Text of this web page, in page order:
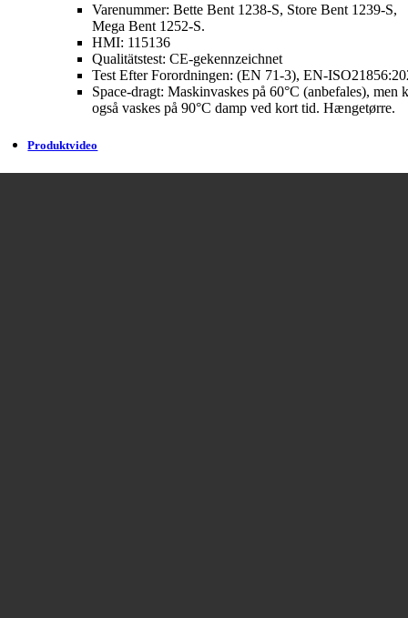
Varenummer: Bette Bent 1238-S, Store Bent 1239-S,
Mega Bent 1252-S.
HMI: 115136
Qualitätstest: CE-gekennzeichnet
Test Efter Forordningen: (EN 71-3), EN-
Space-dragt: Maskinvaskes på 60°C (anbefales), men
også vaskes på 90°C damp ved kort tid. Hængetørre.
Produktvideo